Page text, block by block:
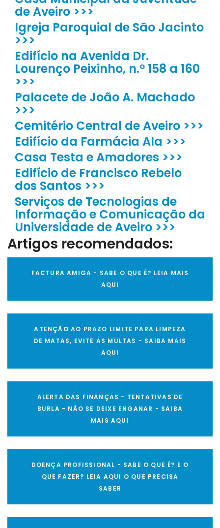
de Aveiro >>>
Igreja Paroquial de São Jacinto
>>>
Edifício na Avenida Dr.
Lourenço Peixinho, n.º 158 a 160
>>>
Palacete de João A. Machado
>>>
Cemitério Central de Aveiro >>>
Edifício da Farmácia Ala >>>
Casa Testa e Amadores >>>
Edifício de Francisco Rebelo
dos Santos >>>
Serviços de Tecnologias de
Informação e Comunicação da
Universidade de Aveiro >>>
Artigos recomendados:
FACTURA AMIGA - SABE O QUE É? LEIA MAIS
AQUI
ATENÇÃO AO PRAZO LIMITE PARA LIMPEZA
DE MATAS, EVITE AS MULTAS - SAIBA MAIS
AQUI
ALERTA DAS FINANÇAS - TENTATIVAS DE
BURLA - NÃO SE DEIXE ENGANAR - SAIBA
MAIS AQUI
DOENÇA PROFISSIONAL - SABE O QUE É? E O
QUE FAZER? LEIA AQUI O QUE PRECISA
SABER